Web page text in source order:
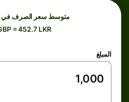
متوسط ​​سعر الصرف في
GBP = 452.7 LKR
المبلغ